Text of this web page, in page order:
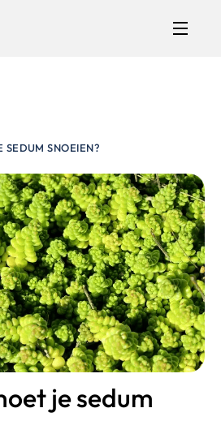
SEDUM SNOEIEN?
je sedum